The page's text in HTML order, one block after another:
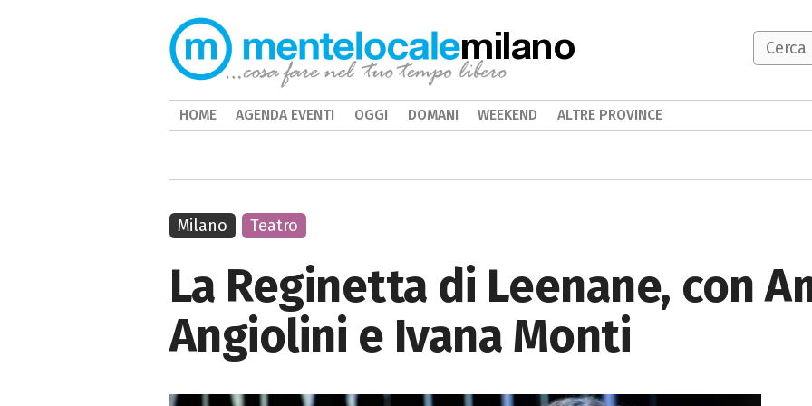
La Reginetta di Leenane, con
Angiolini e Ivana Monti
Milano Teatro
milano
HOME AGENDA EVENTI OGGI DOMANI WEEKEND ALTRE PROVINCE